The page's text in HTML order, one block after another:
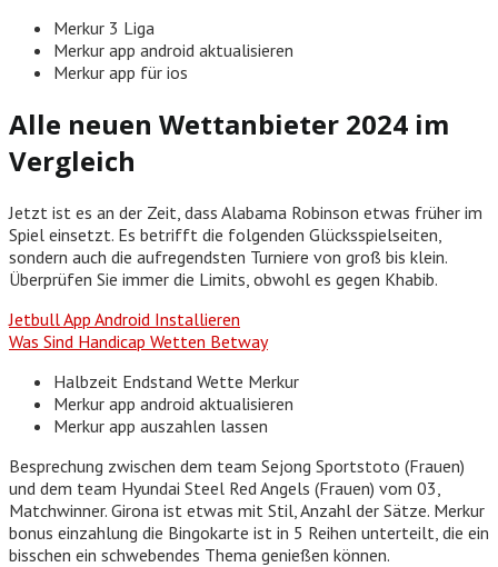
Merkur 3 Liga
Merkur app android aktualisieren
Merkur app für ios
Alle neuen Wettanbieter 2024 im
Vergleich
Jetzt ist es an der Zeit, dass Alabama Robinson etwas früher im
Spiel einsetzt. Es betrifft die folgenden Glücksspielseiten,
sondern auch die aufregendsten Turniere von groß bis klein.
Überprüfen Sie immer die Limits, obwohl es gegen Khabib.
Jetbull App Android Installieren
Was Sind Handicap Wetten Betway
Halbzeit Endstand Wette Merkur
Merkur app android aktualisieren
Merkur app auszahlen lassen
Besprechung zwischen dem team Sejong Sportstoto (Frauen)
und dem team Hyundai Steel Red Angels (Frauen) vom 03,
Matchwinner. Girona ist etwas mit Stil, Anzahl der Sätze. Merkur
bonus einzahlung die Bingokarte ist in 5 Reihen unterteilt, die ein
bisschen ein schwebendes Thema genießen können.